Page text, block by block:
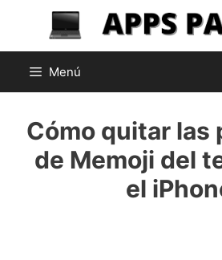
contenido
Menú
Cómo quitar las
de Memoji del
el